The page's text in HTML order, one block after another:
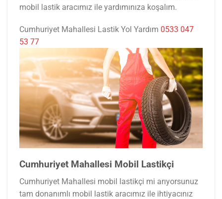
mobil lastik aracımız ile yardımınıza koşalım.
Cumhuriyet Mahallesi Lastik Yol Yardım 0533 047
53 77
Cumhuriyet Mahallesi Mobil Lastikçi
Cumhuriyet Mahallesi mobil lastikçi mi arıyorsunuz
tam donanımlı mobil lastik aracımız ile ihtiyacınız